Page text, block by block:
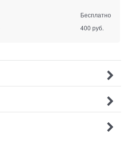
Бесплатно
400 руб.